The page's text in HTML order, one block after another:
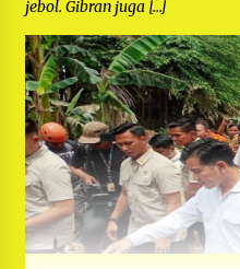
jebol. Gibran juga […]